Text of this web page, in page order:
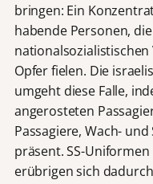
bringen: Ein
habende Personen,
Opfer fielen. Die
umgeht diese Falle,
angerosteten
Passagiere, Wach-
präsent. SS-
erübrigen sich